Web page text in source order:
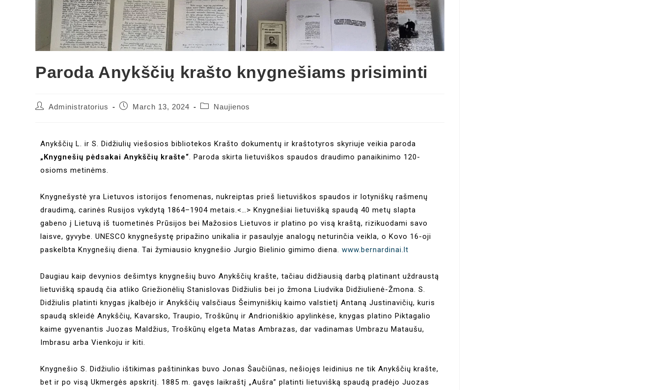
Paroda Anykščių krašto knygnešiams prisiminti
Administratorius March 13, 2024 Naujienos
Anykščių L. ir S. Didžiulių viešosios bibliotekos Krašto dokumentų ir kraštotyros skyriuje veikia paroda
„Knygnešių pėdsakai Anykščių krašte“ . Paroda skirta lietuviškos spaudos draudimo panaikinimo 120-
osioms metinėms.
Knygnešystė yra Lietuvos istorijos fenomenas, nukreiptas prieš lietuviškos spaudos ir lotyniškų rašmenų
draudimą, carinės Rusijos vykdytą 1864–1904 metais.<…> Knygnešiai lietuvišką spaudą 40 metų slapta
gabeno į Lietuvą iš tuometinės Prūsijos bei Mažosios Lietuvos ir platino po visą kraštą, rizikuodami savo
laisve, gyvybe. UNESCO knygnešystę pripažino unikalia ir pasaulyje analogų neturinčia veikla, o Kovo 16-oji
paskelbta Knygnešių diena. Tai žymiausio knygnešio Jurgio Bielinio gimimo diena. www.bernardinai.lt
Daugiau kaip devynios dešimtys knygnešių buvo Anykščių krašte, tačiau didžiausią darbą platinant uždraustą
lietuvišką spaudą čia atliko Griežionėlių Stanislovas Didžiulis bei jo žmona Liudvika Didžiulienė-Žmona. S.
Didžiulis platinti knygas įkalbėjo ir Anykščių valsčiaus Šeimyniškių kaimo valstietį Antaną Justinavičių, kuris
spaudą skleidė Anykščių, Kavarsko, Traupio, Troškūnų ir Andrioniškio apylinkėse, knygas platino Piktagalio
kaime gyvenantis Juozas Maldžius, Troškūnų elgeta Matas Ambrazas, dar vadinamas Umbrazu Mataušu,
Imbrasu arba Vienkoju ir kiti.
Knygnešio S. Didžiulio ištikimas paštininkas buvo Jonas Šaučiūnas, nešiojęs leidinius ne tik Anykščių krašte,
bet ir po visą Ukmergės apskritį. 1885 m. gavęs laikraštį „Aušra” platinti lietuvišką spaudą pradėjo Juozas